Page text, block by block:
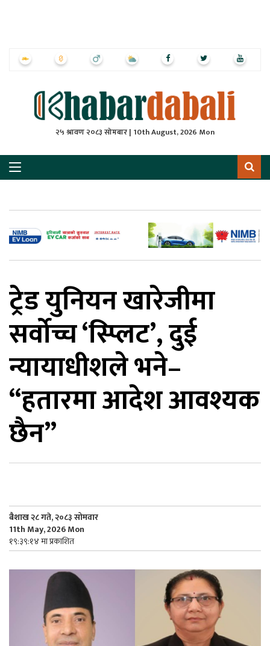
२५ श्रावण २०८३ सोमबार | 10th August, 2026 Mon
ट्रेड युनियन खारेजीमा
सर्वोच्च ‘स्प्लिट’, दुई
न्यायाधीशले भने–
“हतारमा आदेश आवश्यक
छैन”
बैशाख २८ गते, २०८३ सोमवार
11th May, 2026 Mon
१९:३९:१४ मा प्रकाशित